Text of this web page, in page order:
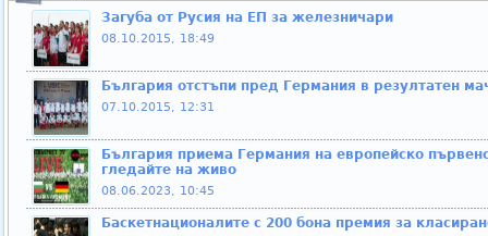
Загуба от Русия на ЕП за железничари
08.10.2015, 18:49
България отстъпи пред Германия в резултатен
07.10.2015, 12:31
България приема Германия на европейско
гледайте на живо
08.06.2023, 10:45
Баскетнационалите с 200 бона премия за